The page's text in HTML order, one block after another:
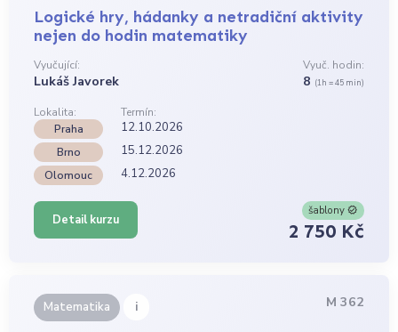
Logické hry, hádanky a netradiční aktivity
nejen do hodin matematiky
Vyučující:
Lukáš Javorek
Vyuč. hodin:
8 (1h = 45 min)
Lokalita:
Termín:
Praha
12.10.2026
Brno 15.12.2026
Olomouc 4.12.2026
Detail kurzu
šablony
2 750 Kč
Matematika i M 362